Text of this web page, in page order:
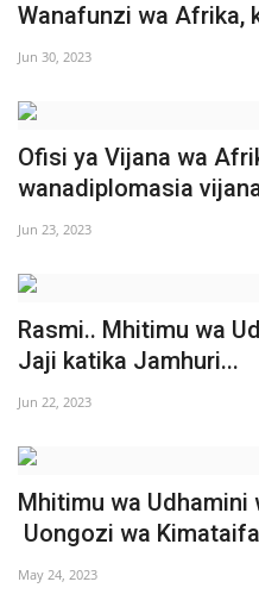
Misri
Timu yetu
Urithi wa Nasser
Harakati ya Nasser kwa
Habari
Kanuni na Masharti ya
Nasser
Nyaraka na Marejeleo
Wanafunzi wa Afrika,
Jun 30, 2023
Ofisi ya Vijana wa
wanadiplomasia
Jun 23, 2023
Rasmi.. Mhitimu wa
Jaji katika Jamhuri...
Jun 22, 2023
Mhitimu wa Udhamini
Uongozi wa
May 24, 2023